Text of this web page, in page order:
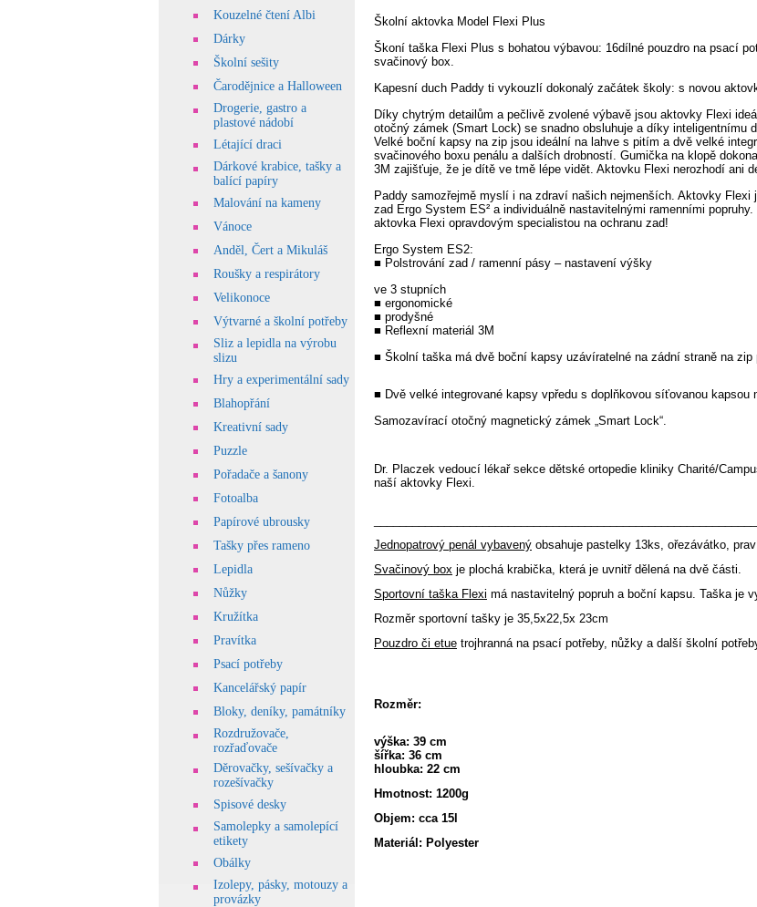
Kouzelné čtení Albi
Dárky
Školní sešity
Čarodějnice a Halloween
Drogerie, gastro a
plastové nádobí
Létající draci
Dárkové krabice, tašky a
balící papíry
Malování na kameny
Vánoce
Anděl, Čert a Mikuláš
Roušky a respirátory
Velikonoce
Výtvarné a školní potřeby
Sliz a lepidla na výrobu
slizu
Hry a experimentální sady
Blahopřání
Kreativní sady
Puzzle
Pořadače a šanony
Fotoalba
Papírové ubrousky
Tašky přes rameno
Lepidla
Nůžky
Kružítka
Pravítka
Psací potřeby
Kancelářský papír
Bloky, deníky, památníky
Rozdružovače,
rozřaďovače
Děrovačky, sešívačky a
rozešívačky
Spisové desky
Samolepky a samolepící
etikety
Obálky
Izolepy, pásky, motouzy a
provázky
Školní aktovka Model Flexi Plus
Škoní taška Flexi Plus s bohatou výbavou: 16dílné pouzdro na psací
svačinový box.
Kapesní duch Paddy ti vykouzlí dokonalý začátek školy: s novou
Díky chytrým detailům a pečlivě zvolené výbavě jsou aktovky Flexi
otočný zámek (Smart Lock) se snadno obsluhuje a díky
Velké boční kapsy na zip jsou ideální na lahve s pitím a dvě velké
svačinového boxu penálu a dalších drobností. Gumička na klopě
3M zajišťuje, že je dítě ve tmě lépe vidět. Aktovku Flexi nerozhodí ani
Paddy samozřejmě myslí i na zdraví našich nejmenších. Aktovky
zad Ergo System ES² a individuálně nastavitelnými ramenními
aktovka Flexi opravdovým specialistou na ochranu zad!
Ergo System ES2:
■ Polstrování zad / ramenní pásy – nastavení výšky
ve 3 stupních
■ ergonomické
■ prodyšné
■ Reflexní materiál 3M
■ Školní taška má dvě boční kapsy uzávíratelné na zádní straně na zip
■ Dvě velké integrované kapsy vpředu s doplňkovou síťovanou kapsou
Samozavírací otočný magnetický zámek „Smart Lock“.
Dr. Placzek vedoucí lékař sekce dětské ortopedie kliniky Charité/
naší aktovky Flexi.
Jednopatrový penál vybavený obsahuje pastelky 13ks, ořezávátko,
Svačinový box je plochá krabička, která je uvnitř dělená na dvě části.
Sportovní taška Flexi má nastavitelný popruh a boční kapsu. Taška je
Rozměr sportovní tašky je 35,5x22,5x 23cm
Pouzdro či etue trojhranná na psací potřeby, nůžky a další školní
Rozměr:
výška: 39 cm
šířka: 36 cm
hloubka: 22 cm
Hmotnost: 1200g
Objem: cca 15l
Materiál: Polyester